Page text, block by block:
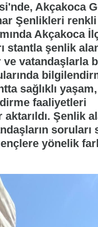
Akçakoca
Şenlikleri renkli
Akçakoca
stantla şenlik
vatandaşlarla
sağlıklı yaşam,
faaliyetleri
Şenlik
soruları
yönelik